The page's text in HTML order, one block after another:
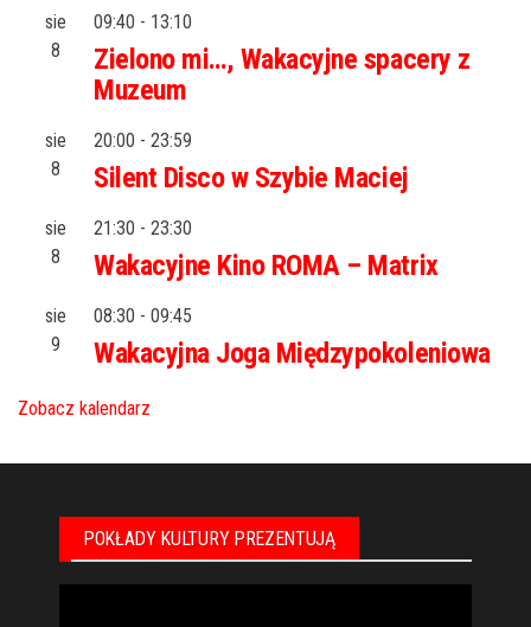
sie
8
09:40 - 13:10
Zielono mi…, Wakacyjne spacery z
Muzeum
sie
8
20:00 - 23:59
Silent Disco w Szybie Maciej
sie
8
21:30 - 23:30
Wakacyjne Kino ROMA – Matrix
sie
9
08:30 - 09:45
Wakacyjna Joga Międzypokoleniowa
Zobacz kalendarz
POKŁADY KULTURY PREZENTUJĄ